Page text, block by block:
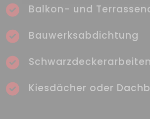
Balkon- und
Bauwerksabdichtung
Schwarzdeckerarbeiten
Kiesdächer oder